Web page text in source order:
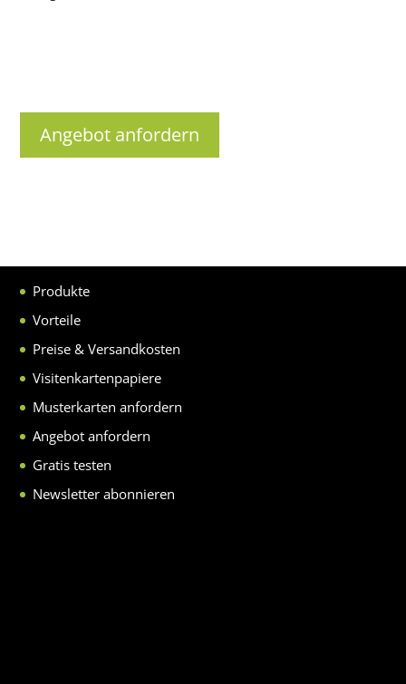
Angebot anfordern
Produkte
Vorteile
Preise & Versandkosten
Visitenkartenpapiere
Musterkarten anfordern
Angebot anfordern
Gratis testen
Newsletter abonnieren